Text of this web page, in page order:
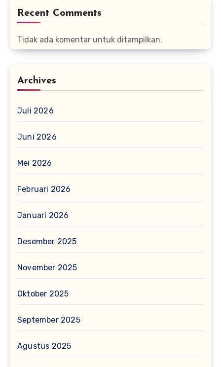
Recent Comments
Tidak ada komentar untuk ditampilkan.
Archives
Juli 2026
Juni 2026
Mei 2026
Februari 2026
Januari 2026
Desember 2025
November 2025
Oktober 2025
September 2025
Agustus 2025